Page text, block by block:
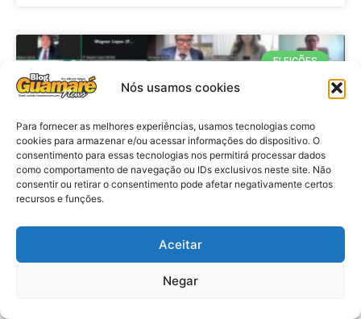
Nós usamos cookies
Para fornecer as melhores experiências, usamos tecnologias como
cookies para armazenar e/ou acessar informações do dispositivo. O
consentimento para essas tecnologias nos permitirá processar dados
como comportamento de navegação ou IDs exclusivos neste site. Não
consentir ou retirar o consentimento pode afetar negativamente certos
recursos e funções.
Aceitar
Negar
ELEIÇÕES
Eleições 2026: procuradores e
promotores eleitorais realizam
reunião de alinhamento no RN